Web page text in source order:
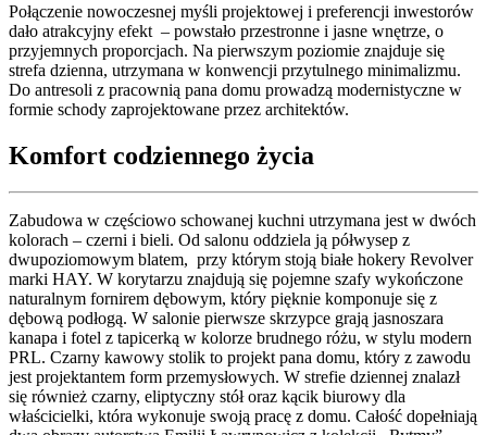
Połączenie nowoczesnej myśli projektowej i preferencji inwestorów
dało atrakcyjny efekt – powstało przestronne i jasne wnętrze, o
przyjemnych proporcjach. Na pierwszym poziomie znajduje się
strefa dzienna, utrzymana w konwencji przytulnego minimalizmu.
Do antresoli z pracownią pana domu prowadzą modernistyczne w
formie schody zaprojektowane przez architektów.
Komfort codziennego życia
Zabudowa w częściowo schowanej kuchni utrzymana jest w dwóch
kolorach – czerni i bieli. Od salonu oddziela ją półwysep z
dwupoziomowym blatem, przy którym stoją białe hokery Revolver
marki HAY. W korytarzu znajdują się pojemne szafy wykończone
naturalnym fornirem dębowym, który pięknie komponuje się z
dębową podłogą. W salonie pierwsze skrzypce grają jasnoszara
kanapa i fotel z tapicerką w kolorze brudnego różu, w stylu modern
PRL. Czarny kawowy stolik to projekt pana domu, który z zawodu
jest projektantem form przemysłowych. W strefie dziennej znalazł
się również czarny, eliptyczny stół oraz kącik biurowy dla
właścicielki, która wykonuje swoją pracę z domu. Całość dopełniają